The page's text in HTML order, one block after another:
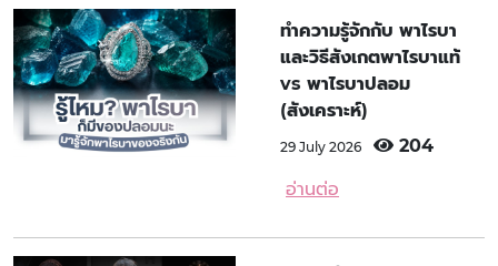
ทำความรู้จักกับ พาไรบา
และวิธีสังเกตพาไรบาแท้
vs พาไรบาปลอม
(สังเคราะห์)
29 July 2026 204
อ่านต่อ